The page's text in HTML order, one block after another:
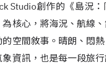
Studio創作的《島況
為核心，將海況、航線
空間敘事。晴朗、悶熱
資訊，也是每一段旅